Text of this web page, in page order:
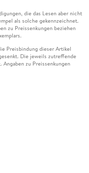
die das Lesen aber nicht
als solche gekennzeichnet.
zu Preissenkungen beziehen
Preisbindung dieser Artikel
Die jeweils zutreffende
zu Preissenkungen